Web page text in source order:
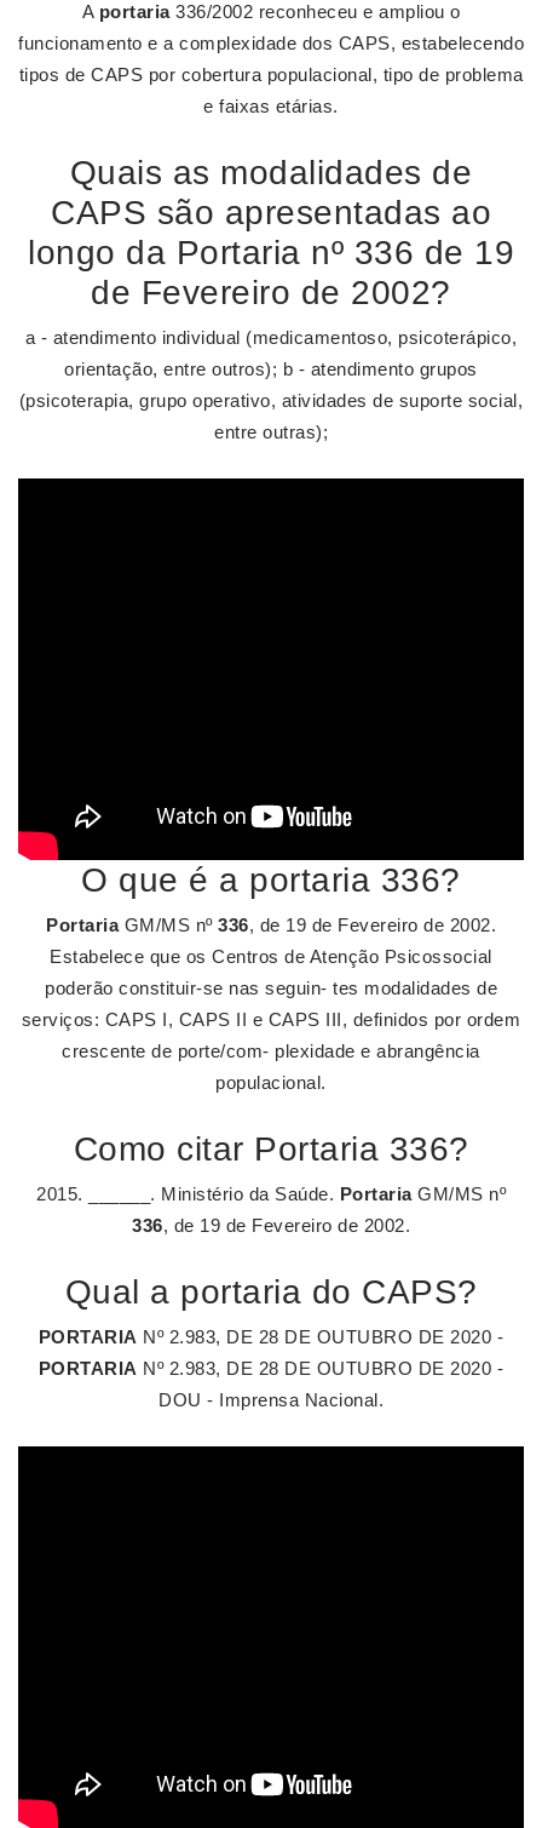
A portaria336/2002 reconheceu e ampliou o
funcionamento e a complexidade dos CAPS, estabelecendo
tipos de CAPS por cobertura populacional, tipo de problema
e faixas etárias.
Quais as modalidades de
CAPS são apresentadas ao
longo da Portaria nº 336 de 19
de Fevereiro de 2002?
a - atendimento individual (medicamentoso, psicoterápico,
orientação, entre outros); b - atendimento grupos
(psicoterapia, grupo operativo, atividades de suporte social,
entre outras);
O que é a portaria 336?
PortariaGM/MS nº 336, de 19 de Fevereiro de 2002.
Estabelece que os Centros de Atenção Psicossocial
poderão constituir-se nas seguin- tes modalidades de
serviços: CAPS I, CAPS II e CAPS III, definidos por ordem
crescente de porte/com- plexidade e abrangência
populacional.
Como citar Portaria 336?
2015. ______. Ministério da Saúde. PortariaGM/MS nº
336, de 19 de Fevereiro de 2002.
Qual a portaria do CAPS?
PORTARIA Nº 2.983, DE 28 DE OUTUBRO DE 2020 -
PORTARIA Nº 2.983, DE 28 DE OUTUBRO DE 2020 -
DOU - Imprensa Nacional.